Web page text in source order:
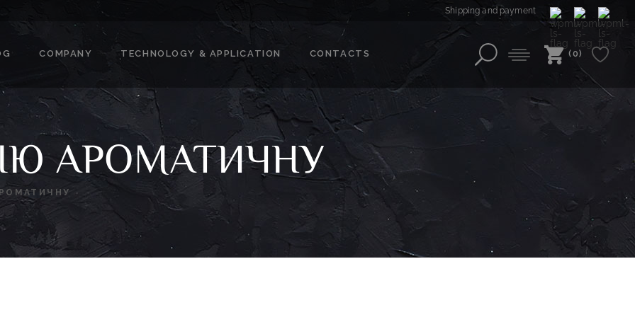
Shipping and payment
COMPANY TECHNOLOGY & APPLICATION CONTACTS (0)
АРОМАТИЧНУ